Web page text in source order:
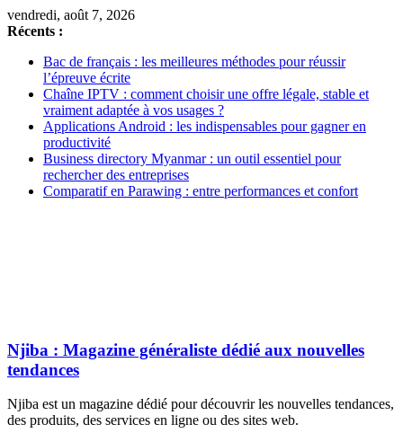
vendredi, août 7, 2026
Récents :
Bac de français : les meilleures méthodes pour réussir
l’épreuve écrite
Chaîne IPTV : comment choisir une offre légale, stable et
vraiment adaptée à vos usages ?
Applications Android : les indispensables pour gagner en
productivité
Business directory Myanmar : un outil essentiel pour
rechercher des entreprises
Comparatif en Parawing : entre performances et confort
Njiba : Magazine généraliste dédié aux nouvelles
tendances
Njiba est un magazine dédié pour découvrir les nouvelles tendances,
des produits, des services en ligne ou des sites web.